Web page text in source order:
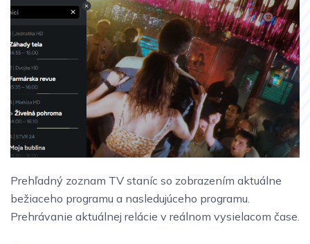
Prehľadný zoznam TV staníc so zobrazením aktuálne
bežiaceho programu a nasledujúceho programu.
Prehrávanie aktuálnej relácie v reálnom vysielacom čase.